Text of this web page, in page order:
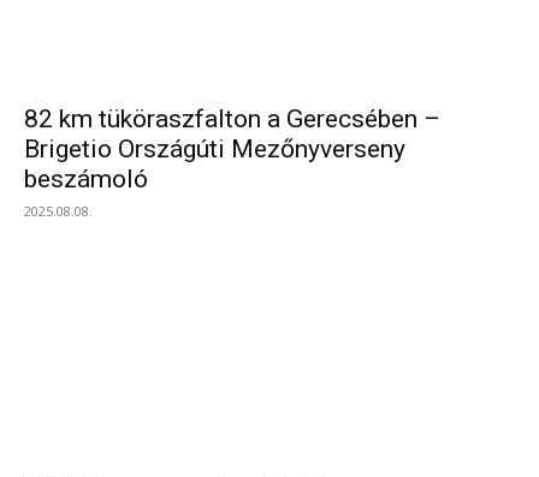
82 km tüköraszfalton a Gerecsében –
Brigetio Országúti Mezőnyverseny
beszámoló
2025.08.08.